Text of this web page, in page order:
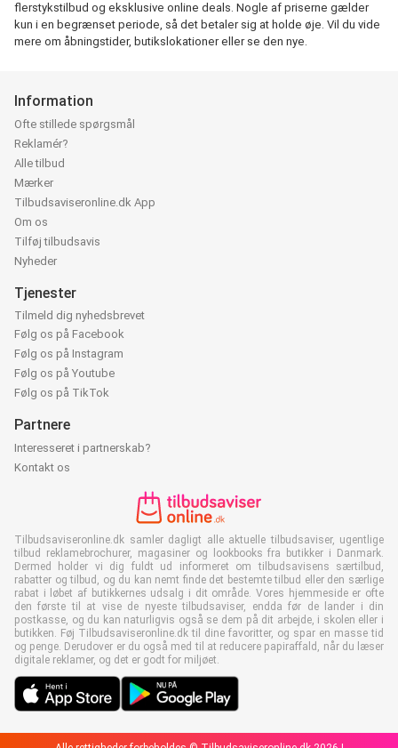
flerstykstilbud og eksklusive online deals. Nogle af priserne gælder
kun i en begrænset periode, så det betaler sig at holde øje. Vil du vide
mere om åbningstider, butikslokationer eller se den nye.
Information
Ofte stillede spørgsmål
Reklamér?
Alle tilbud
Mærker
Tilbudsaviseronline.dk App
Om os
Tilføj tilbudsavis
Nyheder
Tjenester
Tilmeld dig nyhedsbrevet
Følg os på Facebook
Følg os på Instagram
Følg os på Youtube
Følg os på TikTok
Partnere
Interesseret i partnerskab?
Kontakt os
Tilbudsaviseronline.dk samler dagligt alle aktuelle tilbudsaviser, ugentlige
tilbud reklamebrochurer, magasiner og lookbooks fra butikker i Danmark.
Dermed holder vi dig fuldt ud informeret om tilbudsavisens særtilbud,
rabatter og tilbud, og du kan nemt finde det bestemte tilbud eller den særlige
rabat i løbet af butikkernes udsalg i dit område. Vores hjemmeside er ofte
den første til at vise de nyeste tilbudsaviser, endda før de lander i din
postkasse, og du kan naturligvis også se dem på dit arbejde, i skolen eller i
butikken. Føj Tilbudsaviseronline.dk til dine favoritter, og spar en masse tid
og penge. Derudover er du også med til at reducere papiraffald, når du læser
digitale reklamer, og det er godt for miljøet.